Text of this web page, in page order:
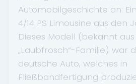
Automobilgeschichte an:
4/14 PS Limousine aus den
Dieses Modell (bekannt
„Laubfrosch“-Familie) war
deutsche Auto, welches in
Fließbandfertigung